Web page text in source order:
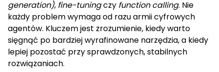
generation), fine-tuningczy function calling. Nie
każdy problem wymaga od razu armii cyfrowych
agentów. Kluczem jest zrozumienie, kiedy warto
sięgnąć po bardziej wyrafinowane narzędzia, a kiedy
lepiej pozostać przy sprawdzonych, stabilnych
rozwiązaniach.